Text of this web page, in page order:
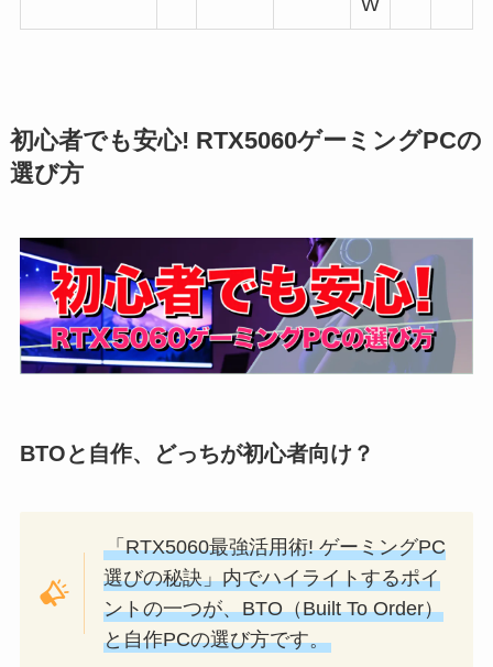
W
初心者でも安心! RTX5060ゲーミングPCの
選び方
BTOと自作、どっちが初心者向け？
「RTX5060最強活用術! ゲーミングPC
選びの秘訣」内でハイライトするポイ
ントの一つが、BTO（Built To Order）
と自作PCの選び方です。